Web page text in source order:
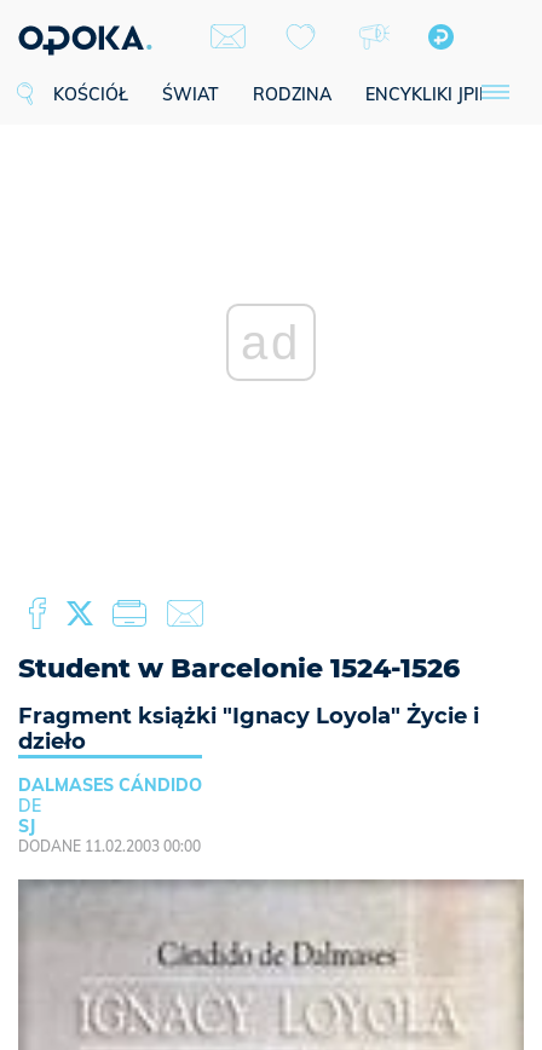
KOŚCIÓŁ ŚWIAT RODZINA ENCYKLIKI JPII
ad
Student w Barcelonie 1524-1526
Fragment książki "Ignacy Loyola" Życie i
dzieło
DALMASES CÁNDIDO
DE
SJ
DODANE 11.02.2003 00:00